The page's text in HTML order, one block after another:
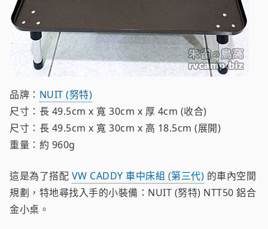
品牌： NUIT (努特)
尺寸：長 49.5cm x 寬 30cm x 厚 4cm (收合)
尺寸：長 49.5cm x 寬 30cm x 高 18.5cm (展開)
重量：約 960g
這是為了搭配 VW CADDY 車中床組 (第三代) 的車內空間
規劃，特地尋找入手的小裝備：NUIT (努特) NTT50 鋁合
金小桌。